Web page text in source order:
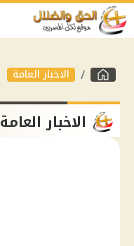
الاخبار العامة
الاخبار العامة